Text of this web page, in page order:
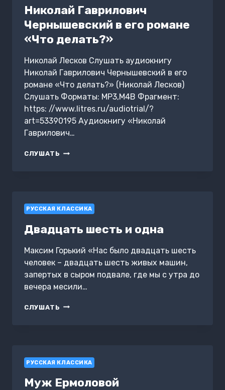
Николай Гаврилович
Чернышевский в его романе
«Что делать?»
Николай Лесков Слушать аудиокнигу
Николай Гаврилович Чернышевский в его
романе «Что делать?» (Николай Лесков)
Слушать Форматы: MP3,M4B Фрагмент:
https: //www.litres.ru/audiotrial/?
art=53390195 Аудиокнигу «Николай
Гаврилович…
СЛУШАТЬ НИКОЛАЙ
«ЧТО
РУССКАЯ КЛАССИКА
Двадцать шесть и одна
Максим Горький «Нас было двадцать шесть
человек – двадцать шесть живых машин,
запертых в сыром подвале, где мы с утра до
вечера месили…
СЛУШАТЬ ДВАДЦАТЬ
РУССКАЯ КЛАССИКА
Муж Ермоловой